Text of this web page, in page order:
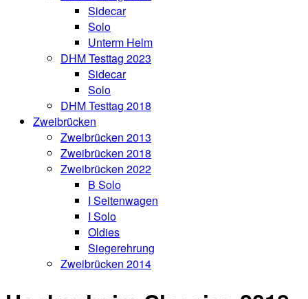
Sidecar
Solo
Unterm Helm
DHM Testtag 2023
Sidecar
Solo
DHM Testtag 2018
Zweibrücken
Zweibrücken 2013
Zweibrücken 2018
Zweibrücken 2022
B Solo
I Seitenwagen
I Solo
Oldies
Siegerehrung
Zweibrücken 2014